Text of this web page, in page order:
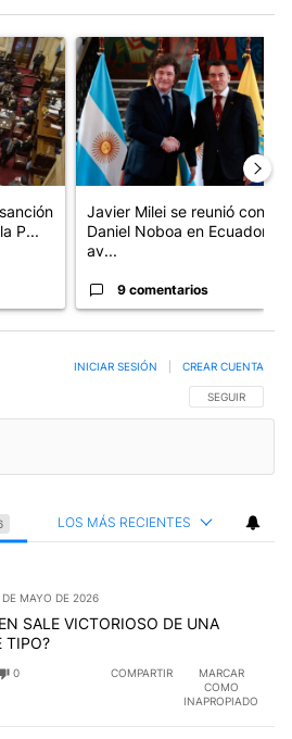
con el título "El Senado dio media
P...
Un artículo de tendencia con
Javier Milei se reunió con
Daniel Noboa en Ecuador y
av...
9 comentarios
SIGA ESTA
SEGUIR
INICIAR SESIÓN CREAR CUENTA
LOS MÁS RECIENTES
DE MAYO DE 2026
SALE VICTORIOSO DE UNA
TIPO?
0 COMPARTIR
MARCAR
COMO
INAPROPIADO